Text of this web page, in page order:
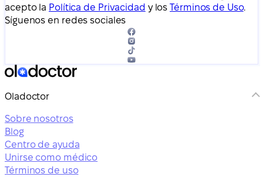
acepto la Política de Privacidad y losTérminos de Uso.
Síguenos en redes sociales
Oladoctor
Sobre nosotros
Blog
Centro de ayuda
Unirse como médico
Términos de uso